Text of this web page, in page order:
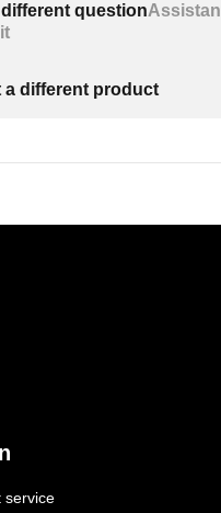
question
a different product
service